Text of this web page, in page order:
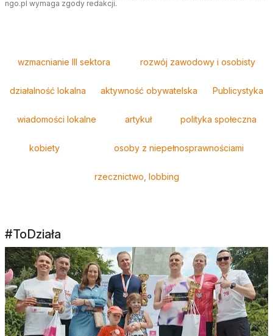
ngo.pl wymaga zgody redakcji.
wzmacnianie III sektora rozwój zawodowy i osobisty
działalność lokalna aktywność obywatelska Publicystyka
wiadomości lokalne artykuł polityka społeczna
kobiety osoby z niepełnosprawnościami
rzecznictwo, lobbing
#ToDziała